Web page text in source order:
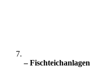
– Fischteichanlagen